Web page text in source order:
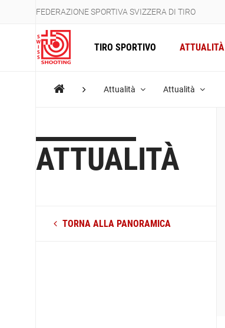
FEDERAZIONE SPORTIVA SVIZZERA DI TIRO
TIRO SPORTIVO ATTUALITÀ
Attualità Attualità
ATTUALITÀ
TORNA ALLA PANORAMICA